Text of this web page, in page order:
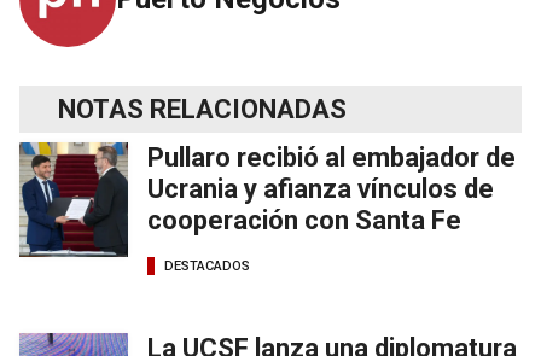
NOTAS RELACIONADAS
Pullaro recibió al embajador de
Ucrania y afianza vínculos de
cooperación con Santa Fe
DESTACADOS
La UCSF lanza una diplomatura